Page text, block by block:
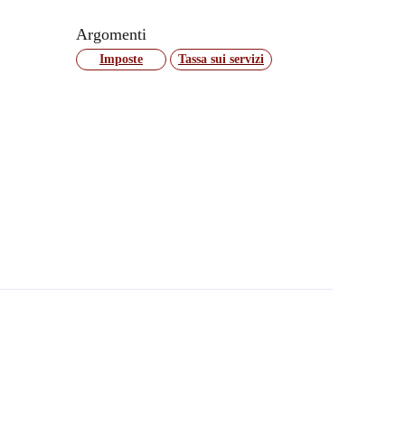
Argomenti
Imposte Tassa sui servizi